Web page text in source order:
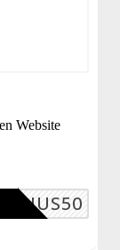
Website
BONUS50